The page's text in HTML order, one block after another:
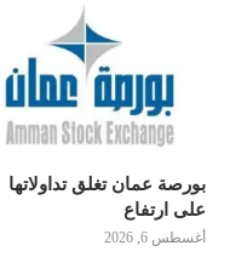
بورصة عمان تغلق تداولاتها
على ارتفاع
أغسطس 6, 2026